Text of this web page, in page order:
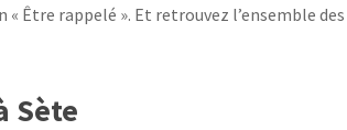
Être rappelé ». Et retrouvez l’ensemble des
Sète